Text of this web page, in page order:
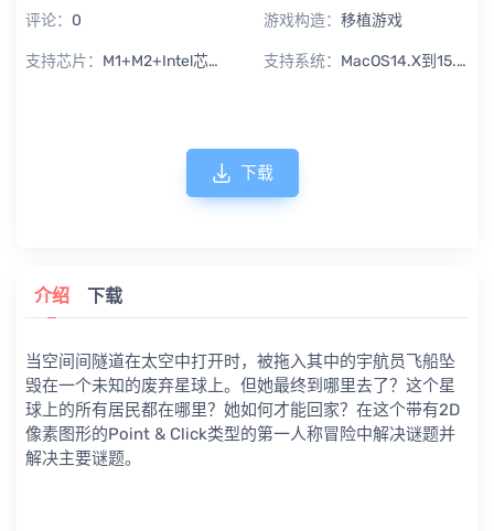
评论： 0 游戏构造： 移植游戏
支持芯片： M1+M2+Intel芯片通用 支持系统： MacOS14.X到15.X Sequoia
下载
介绍 下载
当空间间隧道在太空中打开时，被拖入其中的宇航员飞船坠
毁在一个未知的废弃星球上。但她最终到哪里去了？这个星
球上的所有居民都在哪里？她如何才能回家？在这个带有2D
像素图形的Point & Click类型的第一人称冒险中解决谜题并
解决主要谜题。